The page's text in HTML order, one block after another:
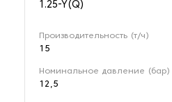
1.25-Y(Q)
Производительность (т/ч)
15
Номинальное давление (бар)
12,5